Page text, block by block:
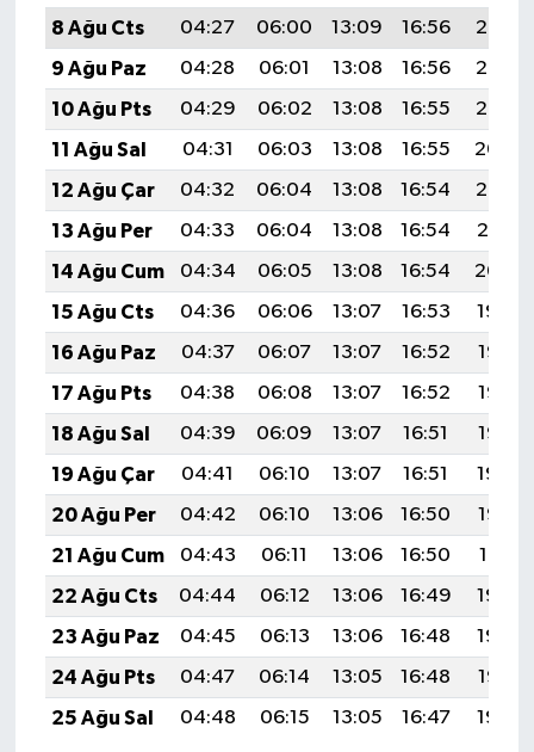
8 Ağu Cts
04:27 06:00 13:09 16:56
20:07
9 Ağu Paz
04:28 06:01 13:08 16:56
20:06
10 Ağu Pts
04:29 06:02 13:08 16:55
20:05
11 Ağu Sal
04:31 06:03 13:08 16:55
20:04
12 Ağu Çar
04:32 06:04 13:08 16:54
20:02
13 Ağu Per
04:33 06:04 13:08 16:54
20:01
14 Ağu Cum
04:34 06:05 13:08 16:54
20:00
15 Ağu Cts
04:36 06:06 13:07 16:53
19:59
16 Ağu Paz
04:37 06:07 13:07 16:52
19:58
17 Ağu Pts
04:38 06:08 13:07 16:52
19:56
18 Ağu Sal
04:39 06:09 13:07 16:51
19:55
19 Ağu Çar
04:41 06:10 13:07 16:51
19:54
20 Ağu Per
04:42 06:10 13:06 16:50
19:52
21 Ağu Cum
04:43 06:11 13:06 16:50
19:51
22 Ağu Cts
04:44 06:12 13:06 16:49
19:50
23 Ağu Paz
04:45 06:13 13:06 16:48
19:48
24 Ağu Pts
04:47 06:14 13:05 16:48
19:47
25 Ağu Sal
04:48 06:15 13:05 16:47 19:45